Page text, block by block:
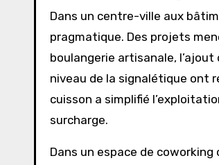
Dans un centre-ville aux
pragmatique. Des projets
boulangerie artisanale,
niveau de la signalétique ont
cuisson a simplifié
surcharge.
Dans un espace de coworking